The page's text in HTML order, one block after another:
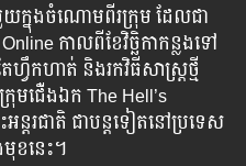
មួយ​ក្នុង​ចំណោម​​ពីរ​ក្រុម​ ដែល​ជា​
កាល​ពី​ខែ​វិច្ឆិកា​កន្លង​ទៅ​
ហ្វឹកហាត់​ និង​រក​វិធីសាស្រ្ត​ថ្មី​​
ម​ជើ់ងឯក The Hell’s
អន្តរជាតិ ជាបន្ត​ទៀត​នៅ​ប្រទេស​
ខ​នេះ។